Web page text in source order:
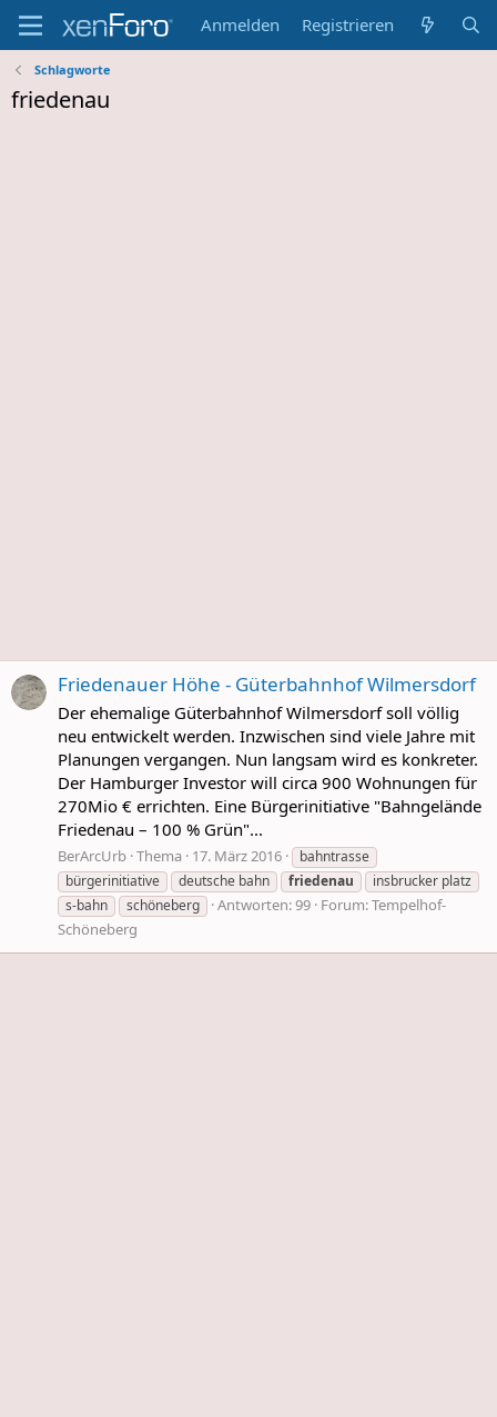
Anmelden Registrieren
Schlagworte
friedenau
Friedenauer Höhe - Güterbahnhof Wilmersdorf
Der ehemalige Güterbahnhof Wilmersdorf soll völlig
neu entwickelt werden. Inzwischen sind viele Jahre mit
Planungen vergangen. Nun langsam wird es konkreter.
Der Hamburger Investor will circa 900 Wohnungen für
270Mio € errichten. Eine Bürgerinitiative "Bahngelände
Friedenau – 100 % Grün"...
BerArcUrb Thema 17. März 2016
bahntrasse
bürgerinitiative
deutsche bahn friedenau
insbrucker platz
s-bahn
schöneberg Antworten: 99 Forum:Tempelhof-
Schöneberg